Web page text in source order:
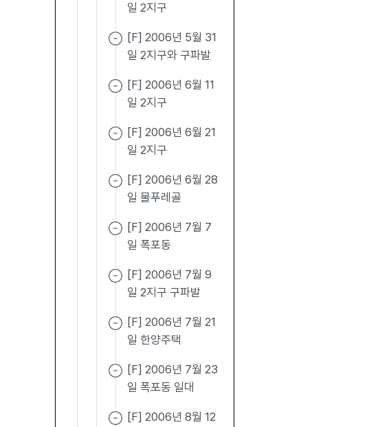
일 2지구
[F] 2006년 5월 31
일 2지구와 구파발
[F] 2006년 6월 11
일 2지구
[F] 2006년 6월 21
일 2지구
[F] 2006년 6월 28
일 물푸레골
[F] 2006년 7월 7
일 폭포동
[F] 2006년 7월 9
일 2지구 구파발
[F] 2006년 7월 21
일 한양주택
[F] 2006년 7월 23
일 폭포동 일대
[F] 2006년 8월 12